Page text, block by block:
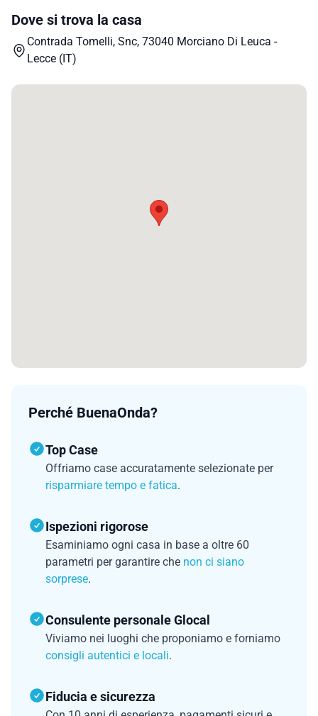
Dove si trova la casa
Contrada Tomelli, Snc, 73040 Morciano Di Leuca -
Lecce (IT)
Perché BuenaOnda?
Top Case
Offriamo case accuratamente selezionate per
risparmiare tempo e fatica.
Ispezioni rigorose
Esaminiamo ogni casa in base a oltre 60
parametri per garantire che non ci siano
sorprese.
Consulente personale Glocal
Viviamo nei luoghi che proponiamo e forniamo
consigli autentici e locali.
Fiducia e sicurezza